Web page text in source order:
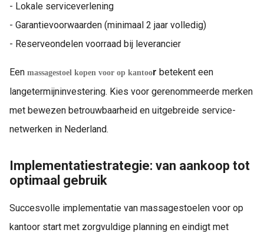
- Lokale serviceverlening
- Garantievoorwaarden (minimaal 2 jaar volledig)
- Reserveondelen voorraad bij leverancier
Een massagestoel kopen voor op kantoor betekent een
langetermijninvestering. Kies voor gerenommeerde merken
met bewezen betrouwbaarheid en uitgebreide service-
netwerken in Nederland.
Implementatiestrategie: van aankoop tot
optimaal gebruik
Succesvolle implementatie van massagestoelen voor op
kantoor start met zorgvuldige planning en eindigt met